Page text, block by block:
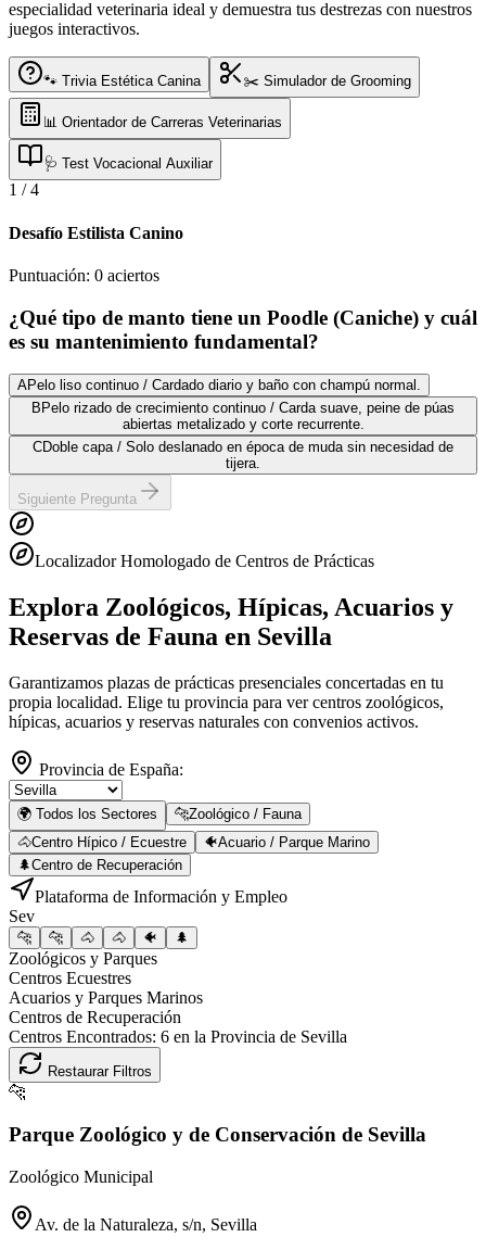
especialidad veterinaria ideal y demuestra tus destrezas con nuestros
juegos interactivos.
🐾 Trivia Estética Canina ✂️ Simulador de Grooming
📊 Orientador de Carreras Veterinarias
🩺 Test Vocacional Auxiliar
1 /4
Desafío Estilista Canino
Puntuación: 0 aciertos
¿Qué tipo de manto tiene un Poodle (Caniche) y cuál
es su mantenimiento fundamental?
APelo liso continuo / Cardado diario y baño con champú normal.
B Pelo rizado de crecimiento continuo / Carda suave, peine de púas
abiertas metalizado y corte recurrente.
CDoble capa / Solo deslanado en época de muda sin necesidad de
tijera.
Siguiente Pregunta
Localizador Homologado de Centros de Prácticas
Explora Zoológicos, Hípicas, Acuarios y
Reservas de Fauna en Sevilla
Garantizamos plazas de prácticas presenciales concertadas en tu
propia localidad. Elige tu provincia para ver centros zoológicos,
hípicas, acuarios y reservas naturales con convenios activos.
Provincia de España:
🌍 Todos los Sectores 🐆Zoológico / Fauna
🐴Centro Hípico / Ecuestre 🐠Acuario / Parque Marino
🌲Centro de Recuperación
Plataforma de Información y Empleo
Sev
🐆 🐆 🐴 🐴 🐠 🌲
Zoológicos y Parques
Centros Ecuestres
Acuarios y Parques Marinos
Centros de Recuperación
Centros Encontrados: 6 en la Provincia de Sevilla
Restaurar Filtros
🐆
Parque Zoológico y de Conservación de Sevilla
Zoológico Municipal
Av. de la Naturaleza, s/n, Sevilla